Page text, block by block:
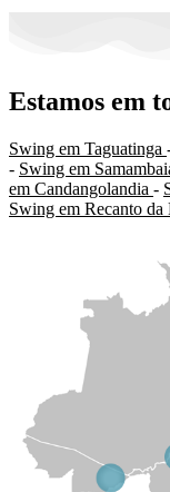
Estamos em
Swing em Taguatinga
- Swing em
em Candangolandia -
Swing em Recanto da